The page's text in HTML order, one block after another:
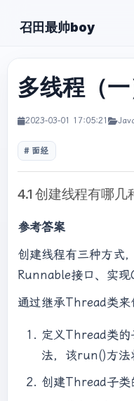
召田最帅boy
多线程（一
2023-03-01 17:05:21
面经
4.1 创建线程有哪几
参考答案
创建线程有三种方式
Runnable接口、实现
通过继承Thread类来
定义Thread类
法，该run()方法
创建Thread子类